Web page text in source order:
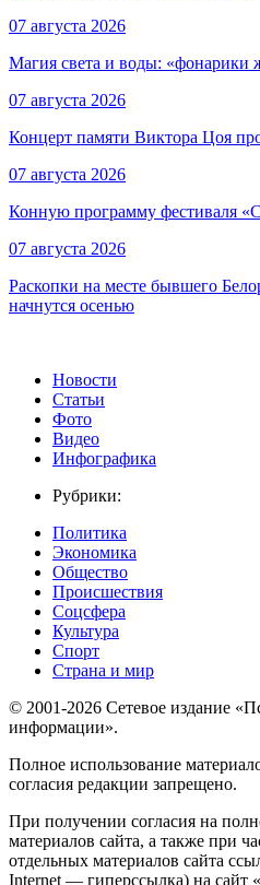
07 августа 2026
Магия света и воды: «фонарики
07 августа 2026
Концерт памяти Виктора Цоя
07 августа 2026
Конную программу фестиваля
07 августа 2026
Раскопки на месте бывшего
начнутся осенью
Новости
Статьи
Фото
Видео
Инфографика
Рубрики:
Политика
Экономика
Общество
Происшествия
Соцсфера
Культура
Спорт
Страна и мир
© 2001-2026 Сетевое издание
информации».
Полное использование
согласия редакции запрещено.
При получении согласия на
материалов сайта, а также при
отдельных материалов сайта
Internet — гиперссылка) на сайт